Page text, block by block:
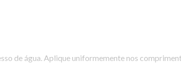
de água. Aplique uniformemente nos